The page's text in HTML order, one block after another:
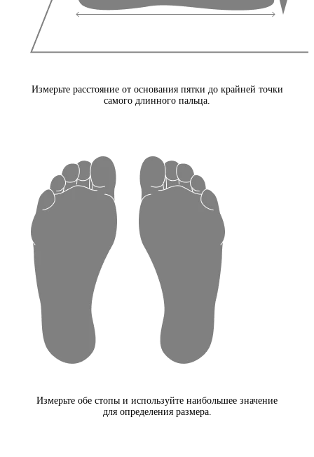
Измерьте расстояние от основания пятки до крайней точки
самого длинного пальца.
Измерьте обе стопы и используйте наибольшее значение
для определения размера.